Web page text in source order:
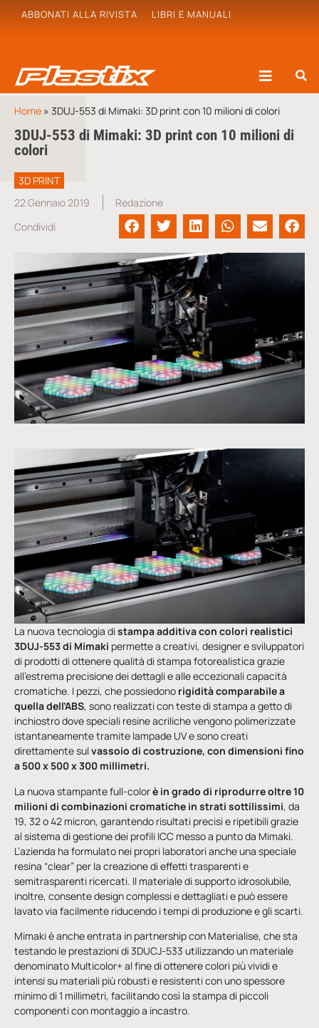
ABBONATI ALLA RIVISTA LIBRI E MANUALI
Home » 3DUJ-553 di Mimaki: 3D print con 10 milioni di colori
3DUJ-553 di Mimaki: 3D print con 10 milioni di
colori
3D PRINT
22 Gennaio 2019
Redazione
Condividi
La nuova tecnologia distampa additiva con colori realistici
3DUJ-553 di Mimaki permette a creativi, designer e sviluppatori
di prodotti di ottenere qualità di stampa fotorealistica grazie
all’estrema precisione dei dettagli e alle eccezionali capacità
cromatiche. I pezzi, che possiedono rigidità comparabile a
quella dell’ABS, sono realizzati con teste di stampa a getto di
inchiostro dove speciali resine acriliche vengono polimerizzate
istantaneamente tramite lampade UV e sono creati
direttamente sulvassoio di costruzione, con dimensioni fino
a 500 x 500 x 300 millimetri.
La nuova stampante full-colorè in grado di riprodurre oltre 10
milioni di combinazioni cromatiche in strati sottilissimi, da
19, 32 o 42 micron, garantendo risultati precisi e ripetibili grazie
al sistema di gestione dei profili ICC messo a punto da Mimaki.
L’azienda ha formulato nei propri laboratori anche una speciale
resina “clear” per la creazione di effetti trasparenti e
semitrasparenti ricercati. Il materiale di supporto idrosolubile,
inoltre, consente design complessi e dettagliati e può essere
lavato via facilmente riducendo i tempi di produzione e gli scarti.
Mimaki è anche entrata in partnership con Materialise, che sta
testando le prestazioni di 3DUCJ-533 utilizzando un materiale
denominato Multicolor+ al fine di ottenere colori più vividi e
intensi su materiali più robusti e resistenti con uno spessore
minimo di 1 millimetri, facilitando così la stampa di piccoli
componenti con montaggio a incastro.